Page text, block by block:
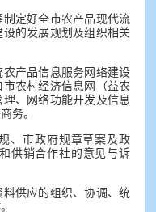
制定好全市农产品现代流
的发展规划及组织相关
农产品信息服务网络建设
农村经济信息网（益农
、网络功能开发及信息
务。
、市政府规章草案及政
供销合作社的意见与诉
料供应的组织、协调、统